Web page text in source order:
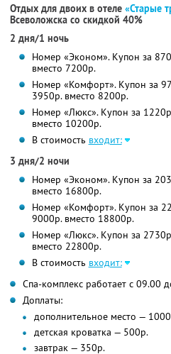
Отдых для двоих в отеле «Старые
Всеволожска со скидкой 40%
2 дня/1 ночь
Номер «Эконом». Купон за
вместо 7200р.
Номер «Комфорт». Купон за
3950р. вместо 8200р.
Номер «Люкс». Купон за
вместо 10200р.
В стоимость входит:
3 дня/2 ночи
Номер «Эконом». Купон за
вместо 16800р.
Номер «Комфорт». Купон за
9000р. вместо 18800р.
Номер «Люкс». Купон за
вместо 22800р.
В стоимость входит:
Спа-комплекс работает с 09.00
Доплаты:
дополнительное место —
детская кроватка — 500р.
завтрак — 350р.